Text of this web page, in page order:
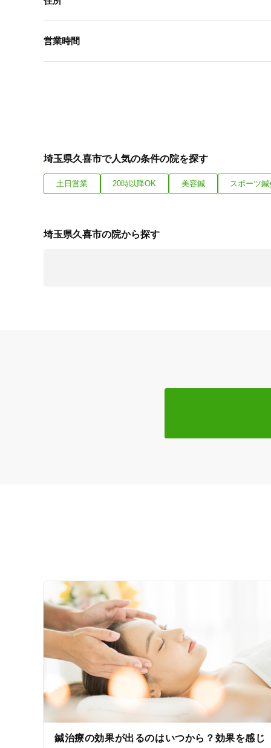
営業時間
埼玉県久喜市で人気の条件の院を探す
土日営業 20時以降OK 美容鍼 スポーツ鍼
埼玉県久喜市の院から探す
鍼治療の効果が出るのはいつから？効果を感じ